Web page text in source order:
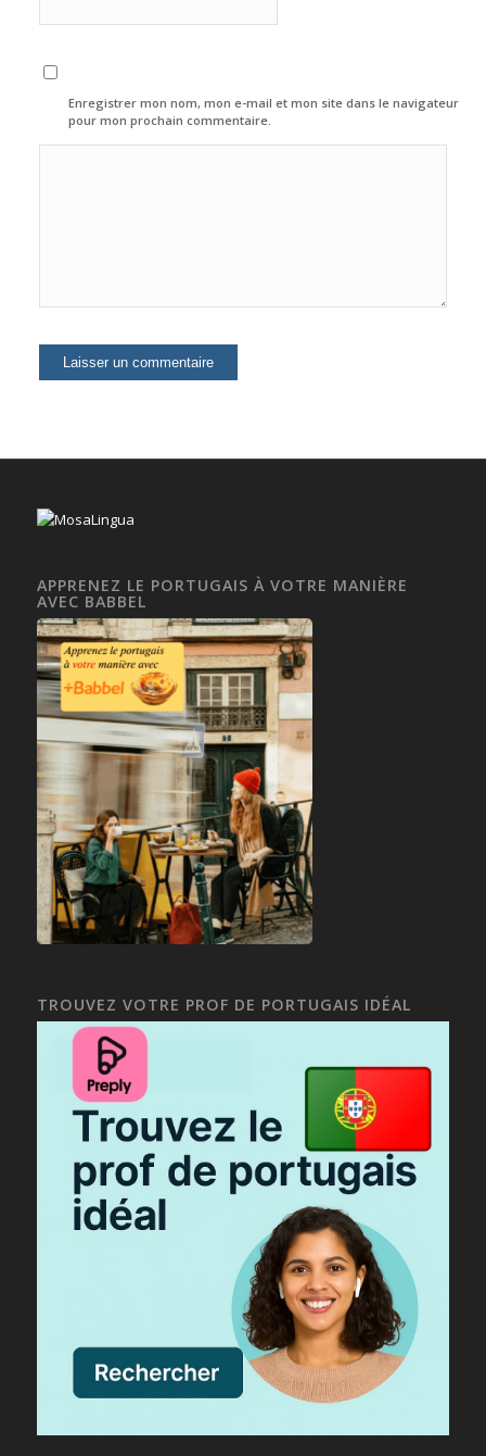
Enregistrer mon nom, mon e-mail et mon site dans le navigateur
pour mon prochain commentaire.
APPRENEZ LE PORTUGAIS À VOTRE MANIÈRE
AVEC BABBEL
TROUVEZ VOTRE PROF DE PORTUGAIS IDÉAL